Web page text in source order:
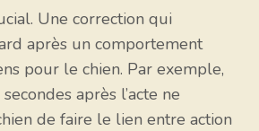
Une correction qui
après un comportement
pour le chien. Par exemple,
après l’acte ne
de faire le lien entre action